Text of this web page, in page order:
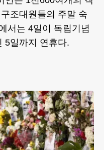
조대원들의 주말 숙
서는 4일이 독립기념
5일까지 연휴다.